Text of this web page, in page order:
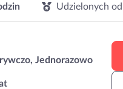
Udzielonych
Jednorazowo